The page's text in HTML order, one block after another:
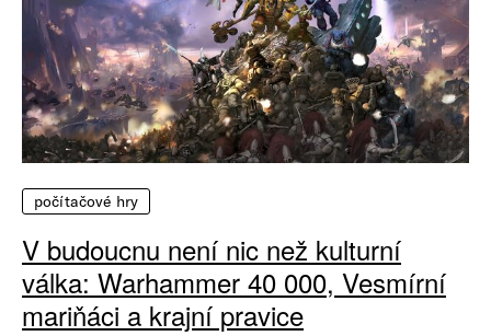
počítačové hry
V budoucnu není nic než kulturní
válka: Warhammer 40 000, Vesmírní
mariňáci a krajní pravice